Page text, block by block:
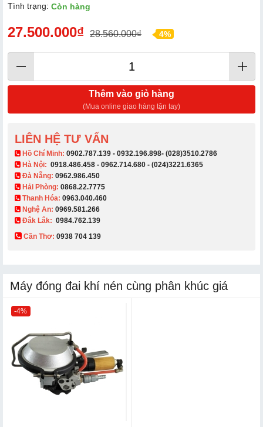
Tình trạng: Còn hàng
27.500.000₫ 28.560.000₫ 4%
Thêm vào giỏ hàng
(Mua online giao hàng tận tay)
LIÊN HỆ TƯ VẤN
​ Hồ Chí Minh: 0902.787.139 - 0932.196.898- (028)3510.2786
Hà Nội: 0918.486.458 - 0962.714.680 - (024)3221.6365
Đà Nẵng: 0962.986.450
Hải Phòng: 0868.22.7775
Thanh Hóa: 0963.040.460
Nghệ An: 0969.581.266
Đắk Lắk: 0984.762.139
Cần Thơ: 0938 704 139​
Máy đóng đai khí nén cùng phân khúc giá
-4%